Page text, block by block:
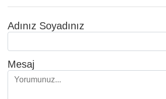
Adınız Soyadınız
Mesaj